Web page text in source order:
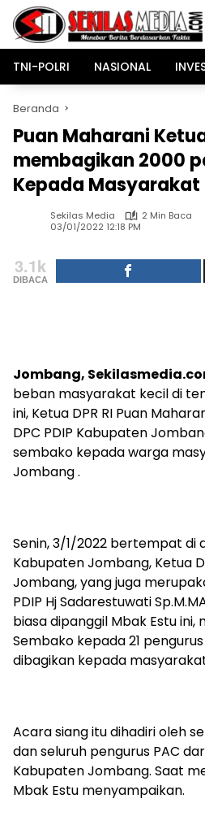
Langsung
konten
TNI-POLRI
NASIONAL
Beranda
Puan Maharani Ketua
membagikan 2000
Kepada
Sekilas Media
2 Min Baca
03/01/2022 12:18 PM
3.1k
DIBACA
Jombang,
beban masyarakat kecil di
ini, Ketua DPR RI Puan
DPC PDIP Kabupaten
sembako kepada warga
Jombang .
Senin, 3/1/2022 bertempat di
Kabupaten Jombang, Ketua
Jombang, yang juga
PDIP Hj Sadarestuwati
biasa dipanggil Mbak Estu ini,
Sembako kepada 21
dibagikan kepada
Acara siang itu dihadiri oleh
dan seluruh pengurus PAC
Kabupaten Jombang. Saat
Mbak Estu menyampaikan.